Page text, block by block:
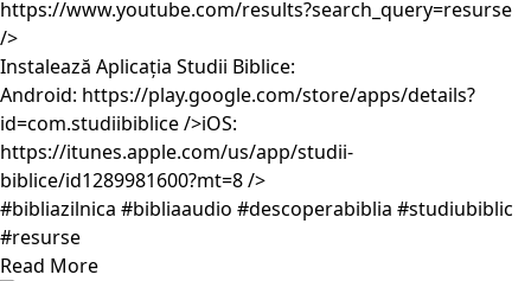
https://www.youtube.com/results?search_query=resurse
/>
Instalează Aplicația Studii Biblice:
Android: https://play.google.com/store/apps/details?
id=com.studiibiblice/>iOS:
https://itunes.apple.com/us/app/studii-
biblice/id1289981600?mt=8/>
#bibliazilnica #bibliaaudio #descoperabiblia #studiubiblic
#resurse
Read More